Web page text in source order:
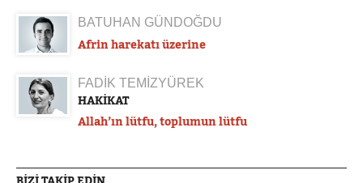
BATUHAN GÜNDOĞDU
Afrin harekatı üzerine
FADİK TEMİZYÜREK
HAKİKAT
Allah’ın lütfu, toplumun lütfu